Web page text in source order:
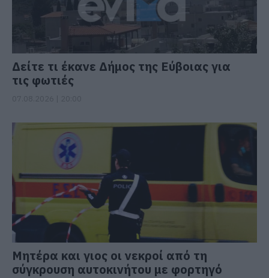
Δείτε τι έκανε Δήμος της Εύβοιας για
τις φωτιές
Μητέρα και γιος οι νεκροί από τη
σύγκρουση αυτοκινήτου με φορτηγό